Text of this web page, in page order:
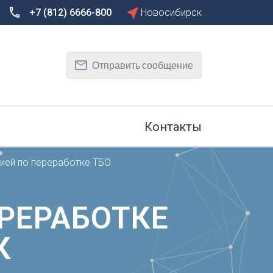
Тамбов
Тюмень
Ульяновск
Уфа
+7 (812) 6666-800 Новосибирск
Отправить сообщение
Контакты
по переработке ТБО